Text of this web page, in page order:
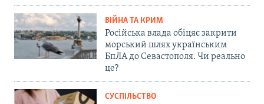
ВІЙНА ТА КРИМ
Російська влада обіцяє закрити
морський шлях українським
БпЛА до Севастополя. Чи реально
це?
СУСПІЛЬСТВО